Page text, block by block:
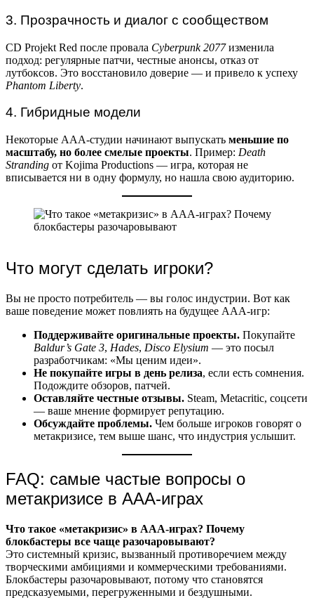
3. Прозрачность и диалог с сообществом
CD Projekt Red после провала Cyberpunk 2077изменила
подход: регулярные патчи, честные анонсы, отказ от
лутбоксов. Это восстановило доверие — и привело к успеху
Phantom Liberty.
4. Гибридные модели
Некоторые ААА-студии начинают выпускать меньшие по
масштабу, но более смелые проекты. Пример: Death
Stranding от Kojima Productions — игра, которая не
вписывается ни в одну формулу, но нашла свою аудиторию.
Что могут сделать игроки?
Вы не просто потребитель — вы голос индустрии. Вот как
ваше поведение может повлиять на будущее ААА-игр:
Поддерживайте оригинальные проекты. Покупайте
Baldur’s Gate 3, Hades, Disco Elysium — это посыл
разработчикам: «Мы ценим идеи».
Не покупайте игры в день релиза, если есть сомнения.
Подождите обзоров, патчей.
Оставляйте честные отзывы. Steam, Metacritic, соцсети
— ваше мнение формирует репутацию.
Обсуждайте проблемы. Чем больше игроков говорят о
метакризисе, тем выше шанс, что индустрия услышит.
FAQ: самые частые вопросы о
метакризисе в ААА-играх
Что такое «метакризис» в ААА-играх? Почему
блокбастеры все чаще разочаровывают?
Это системный кризис, вызванный противоречием между
творческими амбициями и коммерческими требованиями.
Блокбастеры разочаровывают, потому что становятся
предсказуемыми, перегруженными и бездушными.